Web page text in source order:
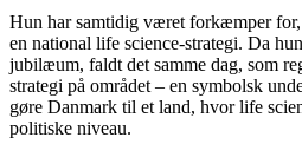
Hun har samtidig været forkæmper
en national life science-strategi. Da
jubilæum, faldt det samme dag, som
strategi på området – en symbolsk
gøre Danmark til et land, hvor life
politiske niveau.